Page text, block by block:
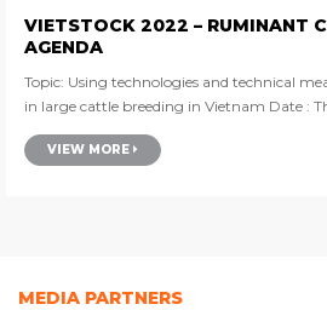
VIETSTOCK 2022 – RUMINANT
AGENDA
Topic: Using technologies and technical
in large cattle breeding
VIEW MORE
MEDIA PARTNERS